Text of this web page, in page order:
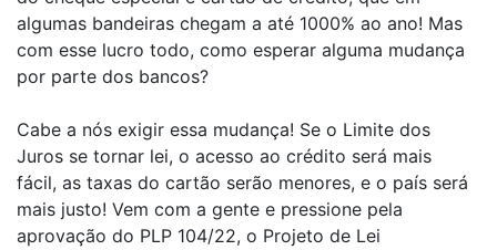
algumas bandeiras chegam a até 1000% ao ano! Mas
com esse lucro todo, como esperar alguma mudança
por parte dos bancos?
Cabe a nós exigir essa mudança! Se o Limite dos
Juros se tornar lei, o acesso ao crédito será mais
fácil, as taxas do cartão serão menores, e o país será
mais justo! Vem com a gente e pressione pela
aprovação do PLP 104/22, o Projeto de Lei